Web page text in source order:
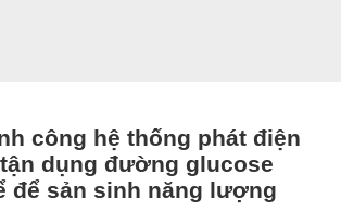
công hệ thống phát điện
dụng đường glucose
để sản sinh năng lượng